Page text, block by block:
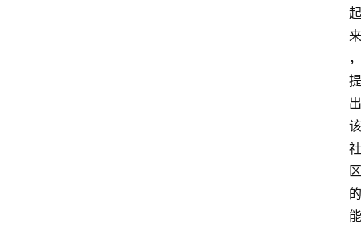
起
来
，
提
出
该
社
区
的
能